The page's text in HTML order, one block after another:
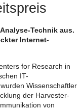
Technik aus.
Internet-
for Research in
IT-
Wissenschaftler
der Harvester-
von